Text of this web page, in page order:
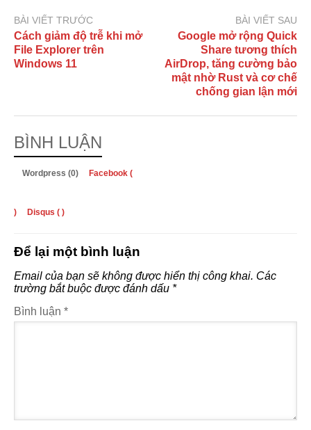
BÀI VIẾT TRƯỚC
Cách giảm độ trễ khi mở
File Explorer trên
Windows 11
BÀI VIẾT SAU
Google mở rộng Quick
Share tương thích
AirDrop, tăng cường bảo
mật nhờ Rust và cơ chế
chống gian lận mới
BÌNH LUẬN
Wordpress (0) Facebook (
) Disqus ( )
Để lại một bình luận
Email của bạn sẽ không được hiển thị công khai. Các
trường bắt buộc được đánh dấu *
Bình luận *